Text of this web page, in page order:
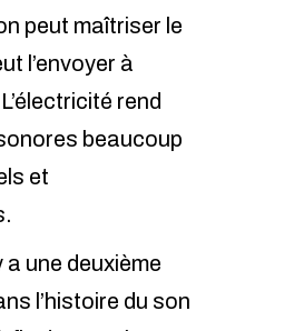
peut maîtriser le
l’envoyer à
rend
beaucoup
et
une deuxième
l’histoire du son